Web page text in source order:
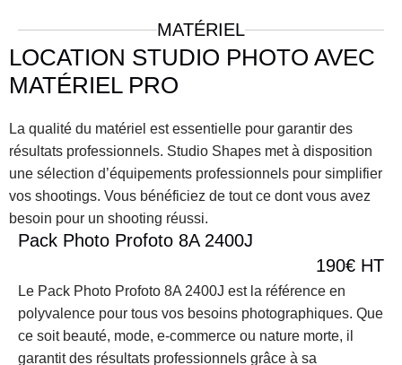
MATÉRIEL
LOCATION STUDIO PHOTO AVEC
MATÉRIEL PRO
La qualité du matériel est essentielle pour garantir des
résultats professionnels. Studio Shapes met à disposition
une sélection d’équipements professionnels pour simplifier
vos shootings. Vous bénéficiez de tout ce dont vous avez
besoin pour un shooting réussi.
Pack Photo Profoto 8A 2400J
190€ HT
Le Pack Photo Profoto 8A 2400J est la référence en
polyvalence pour tous vos besoins photographiques. Que
ce soit beauté, mode, e-commerce ou nature morte, il
garantit des résultats professionnels grâce à sa